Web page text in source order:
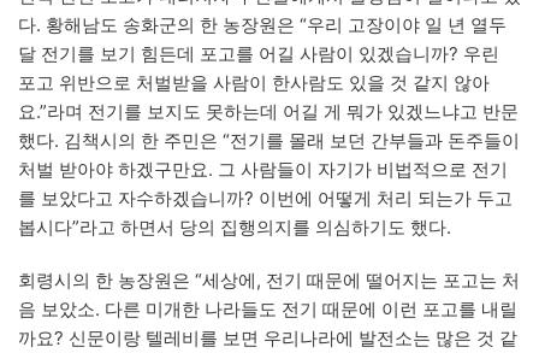
다. 황해남도 송화군의 한 농장원은 “우리 고장이야 일 년 열두
달 전기를 보기 힘든데 포고를 어길 사람이 있겠습니까? 우린
포고 위반으로 처벌받을 사람이 한사람도 있을 것 같지 않아
요.”라며 전기를 보지도 못하는데 어길 게 뭐가 있겠느냐고 반문
했다. 김책시의 한 주민은 “전기를 몰래 보던 간부들과 돈주들이
처벌 받아야 하겠구만요. 그 사람들이 자기가 비법적으로 전기
를 보았다고 자수하겠습니까? 이번에 어떻게 처리 되는가 두고
봅시다”라고 하면서 당의 집행의지를 의심하기도 했다.
회령시의 한 농장원은 “세상에, 전기 때문에 떨어지는 포고는 처
음 보았소. 다른 미개한 나라들도 전기 때문에 이런 포고를 내릴
까요? 신문이랑 텔레비를 보면 우리나라에 발전소는 많은 것 같